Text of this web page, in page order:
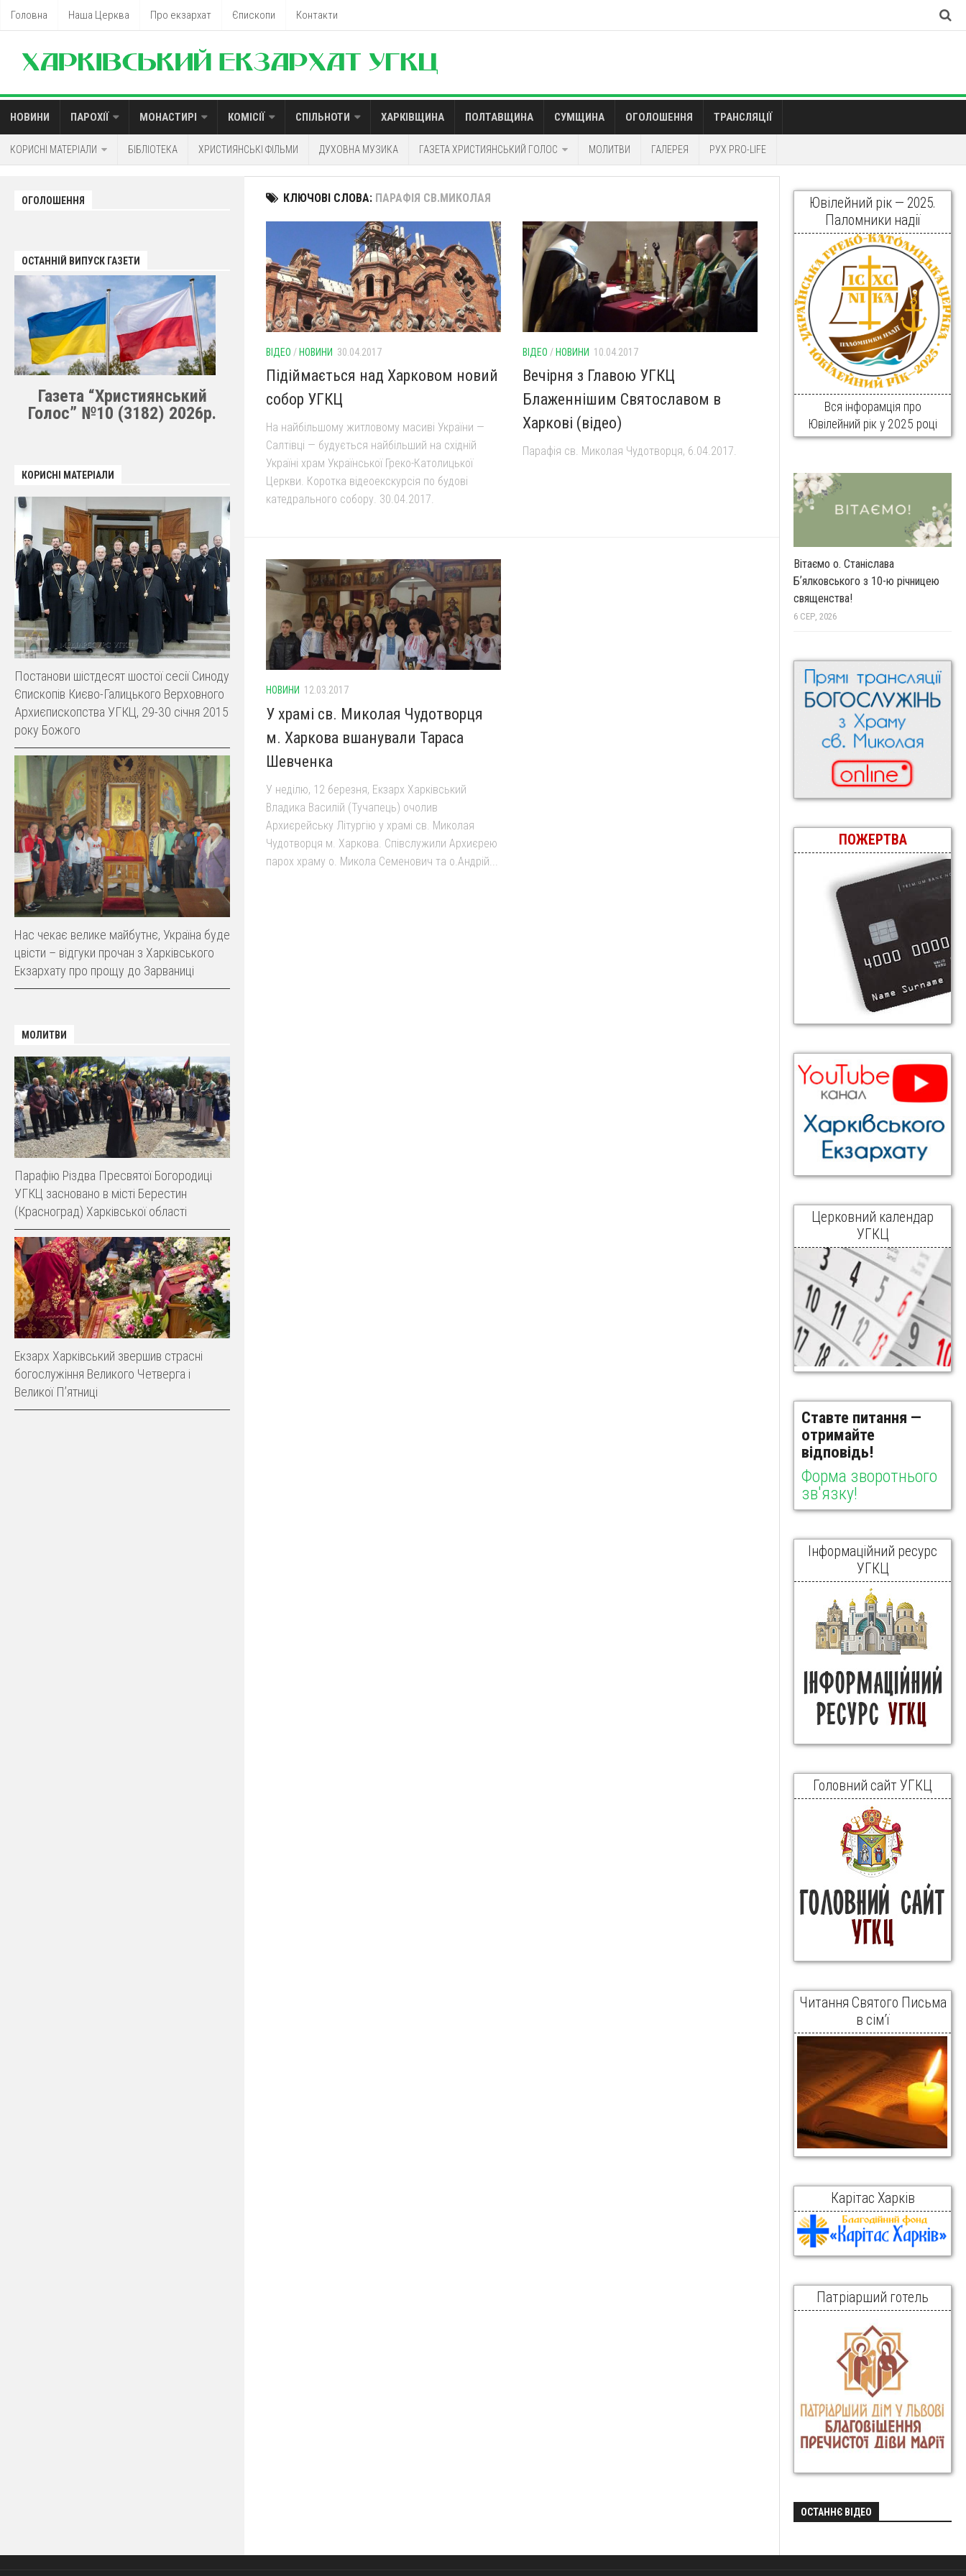
Головна Наша Церква Про екзархат Єпископи Контакти
НОВИНИ ПАРОХІЇ МОНАСТИРІ КОМІСІЇ СПІЛЬНОТИ ХАРКІВЩИНА ПОЛТАВЩИНА СУМЩИНА ОГОЛОШЕННЯ ТРАНСЛЯЦІЇ
КОРИСНІ МАТЕРІАЛИ БІБЛІОТЕКА ХРИСТИЯНСЬКІ ФІЛЬМИ ДУХОВНА МУЗИКА ГАЗЕТА ХРИСТИЯНСЬКИЙ ГОЛОС МОЛИТВИ ГАЛЕРЕЯ РУХ PRO-LIFE
КЛЮЧОВІ СЛОВА: ПАРАФІЯ СВ.МИКОЛАЯ
ВІДЕО / НОВИНИ 30.04.2017
Підіймається над Харковом новий
собор УГКЦ
На найбільшому житловому масиві України —
Салтівці — будується найбільший на східній
Україні храм Української Греко-Католицької
Церкви. Коротка відеоекскурсія по будові
катедрального собору. 30.04.2017.
ВІДЕО / НОВИНИ 10.04.2017
Вечірня з Главою УГКЦ
Блаженнішим Святославом в
Харкові (відео)
Парафія св. Миколая Чудотворця, 6.04.2017.
НОВИНИ 12.03.2017
У храмі св. Миколая Чудотворця
м. Харкова вшанували Тараса
Шевченка
У неділю, 12 березня, Екзарх Харківський
Владика Василій (Тучапець) очолив
Архиєрейську Літургію у храмі св. Миколая
Чудотворця м. Харкова. Співслужили Архиєрею
парох храму о. Микола Семенович та о.Андрій...
ОГОЛОШЕННЯ
ОСТАННІЙ ВИПУСК ГАЗЕТИ
Газета “Християнський
Голос” №10 (3182) 2026р.
КОРИСНІ МАТЕРІАЛИ
Постанови шістдесят шостої сесії Синоду
Єпископів Києво-Галицького Верховного
Архиєпископства УГКЦ, 29-30 січня 2015
року Божого
Нас чекає велике майбутнє, Україна буде
цвісти – відгуки прочан з Харківського
Екзархату про прощу до Зарваниці
МОЛИТВИ
Парафію Різдва Пресвятої Богородиці
УГКЦ засновано в місті Берестин
(Красноград) Харківської області
Екзарх Харківський звершив страсні
богослужіння Великого Четверга і
Великої Пʼятниці
Ювілейний рік — 2025.
Паломники надії
Вся інфорамція про
Ювілейний рік у 2025 році
Вітаємо о. Станіслава
Бʼялковського з 10-ю річницею
священства!
6 СЕР, 2026
ПОЖЕРТВА
Церковний календар
УГКЦ
Ставте питання —
отримайте
відповідь!
Форма зворотнього
зв'язку!
Інформаційний ресурс
УГКЦ
Головний сайт УГКЦ
Читання Святого Письма
в сім’ї
Карітас Харків
Патріарший готель
ОСТАННЄ ВІДЕО